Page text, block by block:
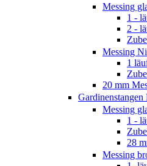
Messing
1 -
2 -
Messing
1
20 mm
Messing
1 -
28
Messing